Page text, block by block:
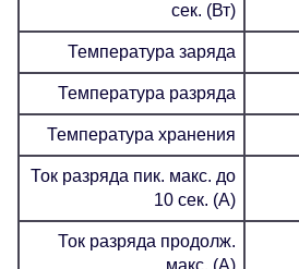
сек. (Вт)
Температура заряда
Температура разряда
Температура хранения
Ток разряда пик. макс. до
10 сек. (А)
Ток разряда продолж.